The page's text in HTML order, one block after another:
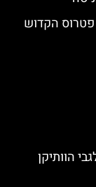
פטרוס הקדוש
אומר לגבי הוותיקן